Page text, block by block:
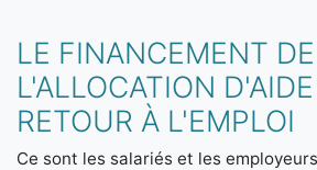
LE FINANCEMENT DE
L'ALLOCATION
RETOUR À L'EMPLOI
Ce sont les salariés et les